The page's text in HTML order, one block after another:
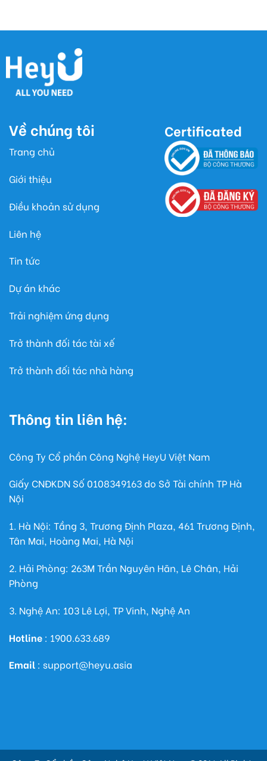
Về chúng tôi
Trang chủ
Giới thiệu
Điều khoản sử dụng
Liên hệ
Tin tức
Dự án khác
Trải nghiệm ứng dụng
Trở thành đối tác tài xế
Trở thành đối tác nhà hàng
Certificated
Thông tin liên hệ:
Công Ty Cổ phần Công Nghệ HeyU Việt Nam
Giấy CNĐKDN Số0108349163do Sở Tài chính TP Hà
Nội
1. Hà Nội: Tầng 3, Trương Định Plaza, 461 Trương Định,
Tân Mai, Hoàng Mai, Hà Nội
2. Hải Phòng: 263M Trần Nguyên Hãn, Lê Chân, Hải
Phòng
3. Nghệ An: 103 Lê Lợi, TP Vinh, Nghệ An
Hotline : 1900.633.689
Email : support@heyu.asia